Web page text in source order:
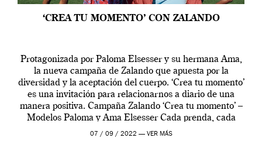
‘CREA TU MOMENTO’ CON ZALANDO
Protagonizada por Paloma Elsesser y su hermana Ama,
la nueva campaña de Zalando que apuesta por la
diversidad y la aceptación del cuerpo. ‘Crea tu momento’
es una invitación para relacionarnos a diario de una
manera positiva. Campaña Zalando ‘Crea tu momento’ –
Modelos Paloma y Ama Elsesser Cada prenda, cada
outfit, cada momento, caracteriza […]
07 / 09 / 2022 — VER MÁS